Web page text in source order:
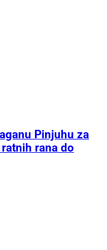
Pinjuhu za
rana do